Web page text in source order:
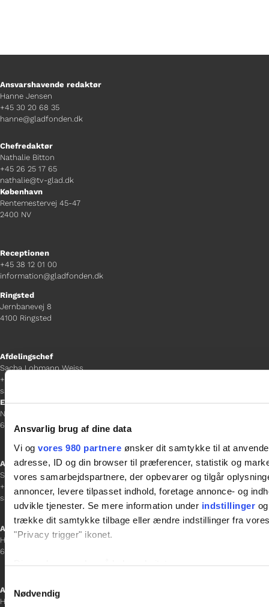
Ansvarlig brug af dine data
Vi og vores 980 partnere ønsker dit samtykke til at
adresse, ID og din browser til præferencer, statistik og
vores samarbejdspartnere, der opbevarer og tilgår
annoncer, levere tilpasset indhold, foretage annonce- og
udvikle tjenester. Se mere information under indstillinger
trække dit samtykke tilbage eller ændre indstillinger fra
"Privacy trigger" ikonet.
Vi bruger cookies til at tilpasse vores indhold og annoncer,
Nødvendig
Ansvarshavende redaktør
Hanne Jensen
+45 30 20 68 35
hanne@gladfonden.dk
Chefredaktør
Nathalie Bitton
+45 26 25 17 65
nathalie@tv-glad.dk
København
Rentemestervej 45-47
2400 NV
Receptionen
+45 38 12 01 00
information@gladfonden.dk
Ringsted
Jernbanevej 8
4100 Ringsted
Afdelingschef
Sacha Lohmann Weiss
+45 40 27 91 11
sacha.lw@gladfonden.dk
Esbjerg
Norgesgade 1, 2. sal
6700 Esbjerg
Afdelingschef
Sanne Hansen
+45 23 69 19 35
sanne.h@gladfonden.dk
Aabenraa
H P Hanssens Gade 23, 2.
6200 Aabenraa
Afdelingschef
Helene Teichert